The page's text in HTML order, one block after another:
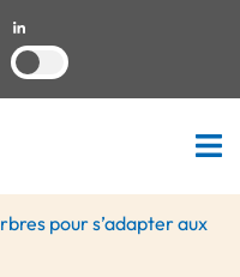
pour s’adapter aux